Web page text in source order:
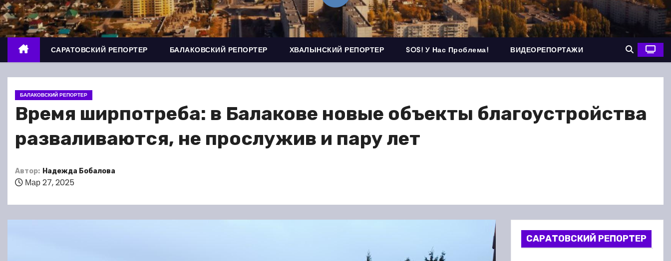
о
м
у
САРАТОВСКИЙ РЕПОРТЕР БАЛАКОВСКИЙ РЕПОРТЕР ХВАЛЫНСКИЙ РЕПОРТЕР SOS! У Нас Проблема! ВИДЕОРЕПОРТАЖИ
БАЛАКОВСКИЙ РЕПОРТЕР
Время ширпотреба: в Балакове новые объекты благоустройства
разваливаются, не прослужив и пару лет
Автор: Надежда Бобалова
Мар 27, 2025
САРАТОВСКИЙ РЕПОРТЕР